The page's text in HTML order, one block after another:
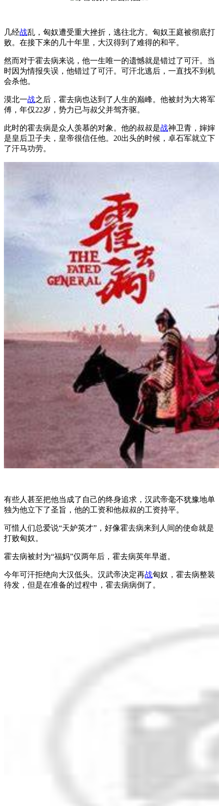
几经战乱，匈奴遭受重大挫折，逃往北方。匈奴王庭被彻底打
败。在接下来的几十年里，大汉得到了难得的和平。
然而对于霍去病来说，他一生唯一的遗憾就是错过了可汗。当
时因为情报失误，他错过了可汗。可汗北逃后，一直找不到机
会杀他。
漠北一战之后，霍去病也达到了人生的巅峰。他被封为大将军
傅，年仅22岁，势力已与叔父并驾齐驱。
此时的霍去病是众人羡慕的对象。他的叔叔是战神卫青，婶婶
是皇后卫子夫，皇帝很信任他。20出头的时候，卓石军就立下
了汗马功劳。
有些人甚至把他当成了自己的终身追求，汉武帝毫不犹豫地单
独为他立下了圣旨，他的工资和他叔叔的工资持平。
可惜人们总爱说“天妒英才”，好像霍去病来到人间的使命就是
打败匈奴。
霍去病被封为“福妈”仅两年后，霍去病英年早逝。
今年可汗拒绝向大汉低头。汉武帝决定再战匈奴，霍去病整装
待发，但是在准备的过程中，霍去病病倒了。